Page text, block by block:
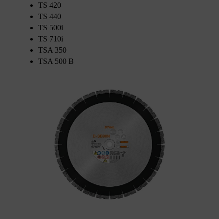
TS 420
TS 440
TS 500i
TS 710i
TSA 350
TSA 500 B